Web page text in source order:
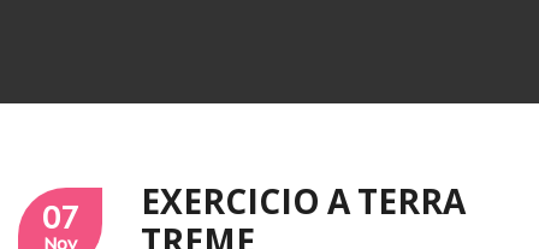
07
Nov
EXERCÍCIO A TERRA